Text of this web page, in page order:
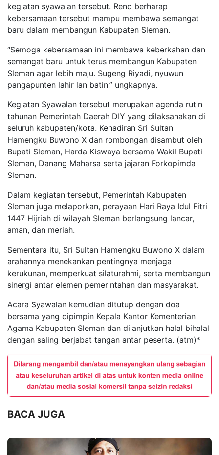
kegiatan syawalan tersebut. Reno berharap
kebersamaan tersebut mampu membawa semangat
baru dalam membangun Kabupaten Sleman.
“Semoga kebersamaan ini membawa keberkahan dan
semangat baru untuk terus membangun Kabupaten
Sleman agar lebih maju. Sugeng Riyadi, nyuwun
pangapunten lahir lan batin,” ungkapnya.
Kegiatan Syawalan tersebut merupakan agenda rutin
tahunan Pemerintah Daerah DIY yang dilaksanakan di
seluruh kabupaten/kota. Kehadiran Sri Sultan
Hamengku Buwono X dan rombongan disambut oleh
Bupati Sleman, Harda Kiswaya bersama Wakil Bupati
Sleman, Danang Maharsa serta jajaran Forkopimda
Sleman.
Dalam kegiatan tersebut, Pemerintah Kabupaten
Sleman juga melaporkan, perayaan Hari Raya Idul Fitri
1447 Hijriah di wilayah Sleman berlangsung lancar,
aman, dan meriah.
Sementara itu, Sri Sultan Hamengku Buwono X dalam
arahannya menekankan pentingnya menjaga
kerukunan, memperkuat silaturahmi, serta membangun
sinergi antar elemen pemerintahan dan masyarakat.
Acara Syawalan kemudian ditutup dengan doa
bersama yang dipimpin Kepala Kantor Kementerian
Agama Kabupaten Sleman dan dilanjutkan halal bihalal
dengan saling berjabat tangan antar peserta. (atm)*
BACA JUGA